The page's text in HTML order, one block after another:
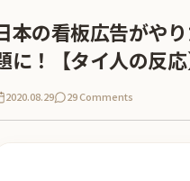
本の看板広告がや
に！【タイ人の反応
2020.08.29 29 Comments